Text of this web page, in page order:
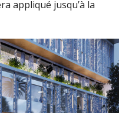
appliqué jusqu’à la